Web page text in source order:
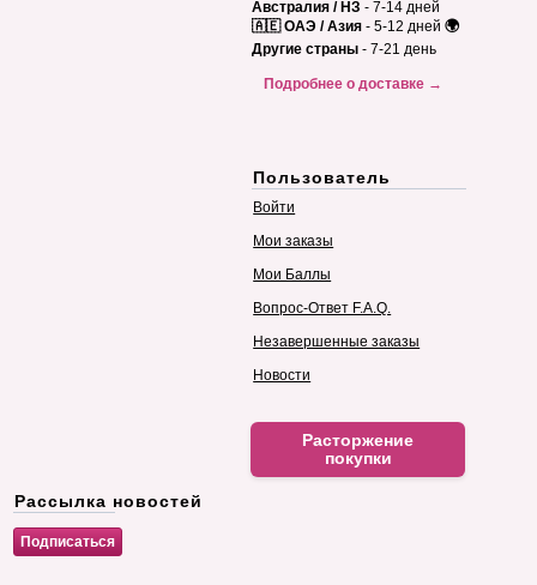
Австралия / НЗ - 7-14 дней
🇦🇪 ОАЭ / Азия - 5-12 дней 🌍
Другие страны - 7-21 день
Подробнее о доставке →
Пользователь
Войти
Мои заказы
Мои Баллы
Вопрос-Ответ F.A.Q.
Незавершенные заказы
Новости
Расторжение
покупки
Рассылка новостей